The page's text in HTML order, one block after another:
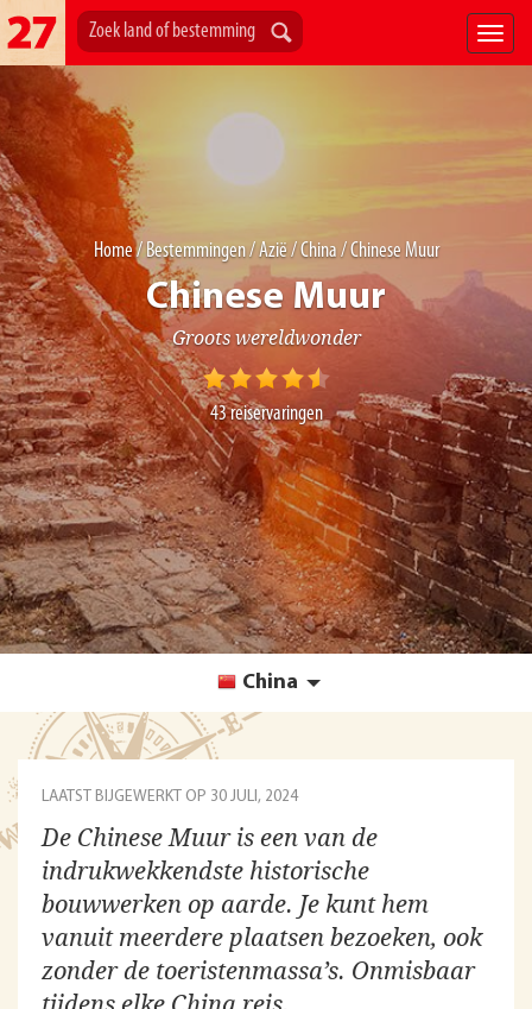
Home/ Bestemmingen/Azië /China / Chinese Muur
Chinese Muur
Groots wereldwonder
43reiservaringen
China
LAATST BIJGEWERKT OP 30 JULI, 2024
De Chinese Muur is een van de
indrukwekkendste historische
bouwwerken op aarde. Je kunt hem
vanuit meerdere plaatsen bezoeken, ook
zonder de toeristenmassa’s. Onmisbaar